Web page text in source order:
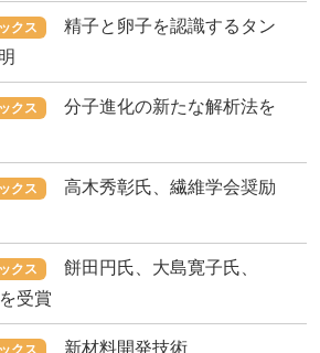
クス
精子と卵子を認識するタン
クス
分子進化の新たな解析法を
クス
高木秀彰氏、繊維学会奨励
クス
餅田円氏、大島寛子氏、
受賞
クス 新材料開発技術